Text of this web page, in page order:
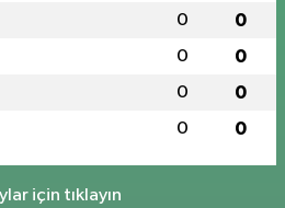
0 0
0 0
0 0
0 0
için tıklayın